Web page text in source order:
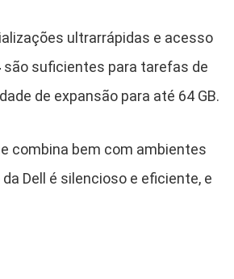
ultrarrápidas e acesso
são suficientes para tarefas de
de expansão para até 64 GB.
combina bem com ambientes
Dell é silencioso e eficiente, e